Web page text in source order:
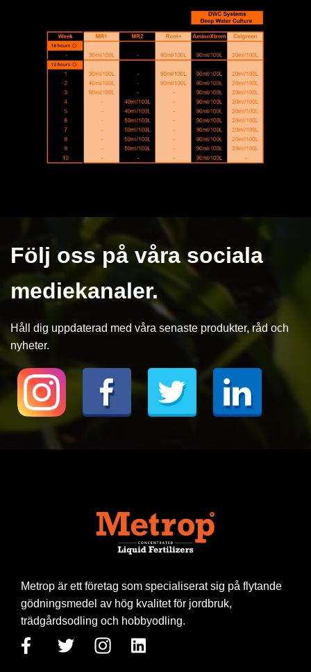
Följ oss på våra sociala
mediekanaler.
Håll dig uppdaterad med våra senaste produkter, råd och
nyheter.
Metrop är ett företag som specialiserat sig på flytande
gödningsmedel av hög kvalitet för jordbruk,
trädgårdsodling och hobbyodling.